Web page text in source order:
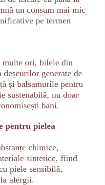
un consum mai mic
pe termen
ori, bilele din
generate de
și balsamurile pentru
sustenabilă, nu doar
bani.
pentru pielea
chimice,
sintetice, fiind
piele sensibilă,
alergii.